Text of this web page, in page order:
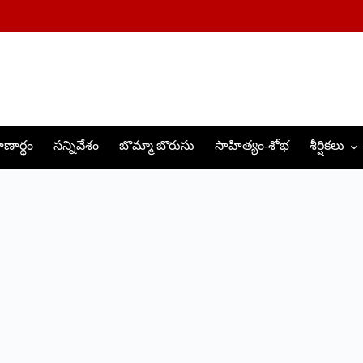
సన్నివేశం బొమ్మా బొరుసు సాహిత్యం-శోభ శీర్షికలు